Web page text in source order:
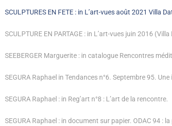
SCULPTURES EN FETE : in L’art-vues août 2021 Villa
SCULPTURE EN PARTAGE : in L’art-vues juin 2016
SEEBERGER Marguerite : in catalogue Rencontres
SEGURA Raphael in Tendances n°6. Septembre 95.
SEGURA Raphael : in Reg’art n°8 : L’art de la rencontre.
SEGURA Raphael : in document sur papier. ODAC 94 :